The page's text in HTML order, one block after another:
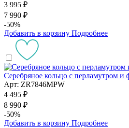
3 995 ₽
7 990 ₽
-50%
Добавить в корзину Подробнее
Серебряное кольцо с перламутром и
Арт: ZR7846MPW
4 495 ₽
8 990 ₽
-50%
Добавить в корзину Подробнее